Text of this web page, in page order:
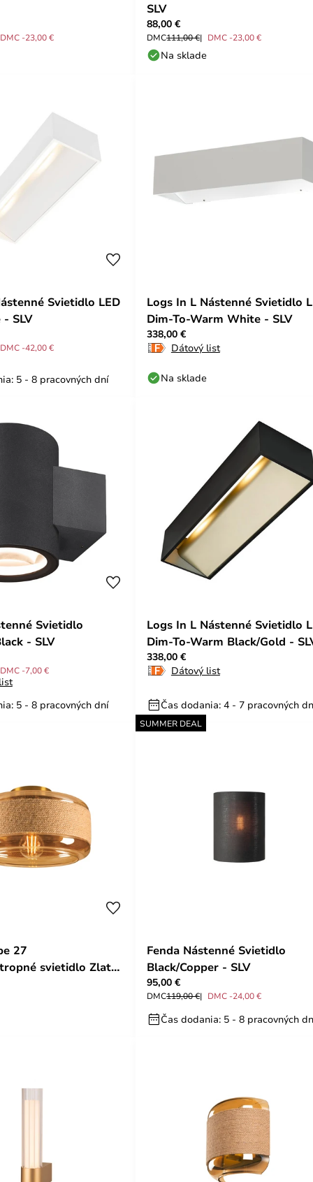
DMC -23,00 €
SLV
88,00 €
DMC111,00 € DMC -23,00 €
Na sklade
Svietidlo LED
SLV
DMC -42,00 €
5 - 8 pracovných dní
Logs In L Nástenné Svietidlo
Dim-To-Warm White - SLV
338,00 €
Dátový list
Na sklade
Svietidlo
- SLV
DMC -7,00 €
5 - 8 pracovných dní
Logs In L Nástenné Svietidlo
Dim-To-Warm Black/Gold -
338,00 €
Dátový list
Čas dodania: 4 - 7 pracovných
27
svietidlo Zlatá
SUMMER DEAL
Fenda Nástenné Svietidlo
Black/Copper - SLV
95,00 €
DMC119,00 € DMC -24,00 €
Čas dodania: 5 - 8 pracovných